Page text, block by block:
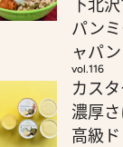
下北
パン
ャパン
vol.116
カス
濃厚
高級